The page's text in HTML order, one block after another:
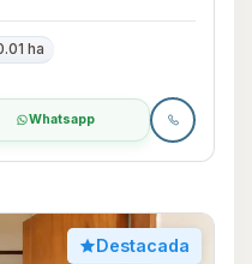
ha
Whatsapp
Destacada